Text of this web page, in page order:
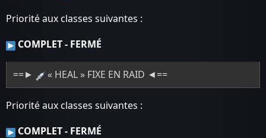
Priorité aux classes suivantes :
COMPLET - FERMÉ
==► « HEAL » FIXE EN RAID ◄==
Priorité aux classes suivantes :
COMPLET - FERMÉ